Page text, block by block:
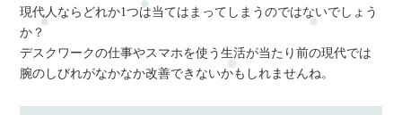
現代人ならどれか1つは当てはまってしまうのではないでしょう
か？
デスクワークの仕事やスマホを使う生活が当たり前の現代では
腕のしびれがなかなか改善できないかもしれませんね。